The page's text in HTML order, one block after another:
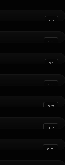
17
10
21
10
07
07
03